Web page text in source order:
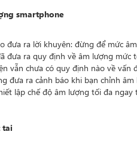
smartphone
đưa ra lời khuyên: đừng để mức
đưa ra quy định về âm lượng
vẫn chưa có quy định nào về
đưa ra cảnh báo khi bạn chỉnh
lập chế độ âm lượng tối đa ngay
tai